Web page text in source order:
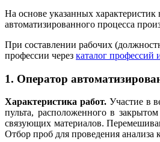
На основе указанных
автоматизированного процесса
При составлении рабочих
профессии через каталог профессий
1. Оператор
Характеристика работ.Участие в
пульта, расположенного в
связующих материалов.
Отбор проб для проведения анализа